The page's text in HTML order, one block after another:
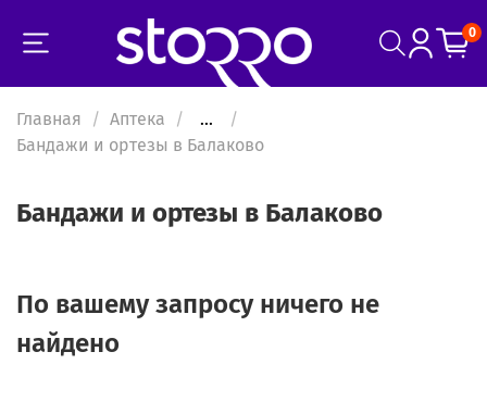
0
Главная Аптека
...
Бандажи и ортезы в Балаково
Бандажи и ортезы в Балаково
По вашему запросу ничего не
найдено